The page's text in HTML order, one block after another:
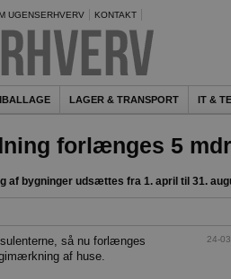
UGENSERHVERV KONTAKT
LAGER & TRANSPORT IT &
forlænges 5
af bygninger udsættes fra 1. april til 31.
24-
så nu forlænges
af huse.